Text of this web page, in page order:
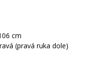
cm
(pravá ruka dole)